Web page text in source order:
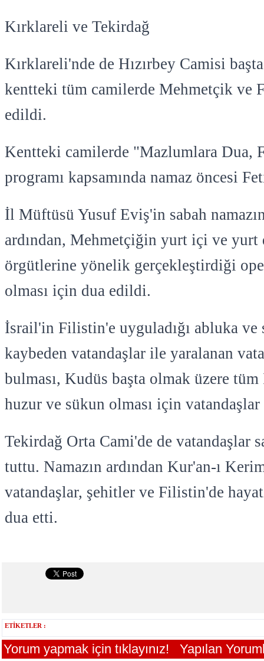
Kırklareli ve Tekirdağ
Kırklareli'nde de Hızırbey Camisi
kentteki tüm camilerde Mehmetçik ve
edildi.
Kentteki camilerde "Mazlumlara Dua,
programı kapsamında namaz öncesi
İl Müftüsü Yusuf Eviş'in sabah
ardından, Mehmetçiğin yurt içi ve yurt
örgütlerine yönelik gerçekleştirdiği
olması için dua edildi.
İsrail'in Filistin'e uyguladığı abluka ve
kaybeden vatandaşlar ile yaralanan
bulması, Kudüs başta olmak üzere
huzur ve sükun olması için
Tekirdağ Orta Cami'de de vatandaşlar
tuttu. Namazın ardından Kur'an-ı
vatandaşlar, şehitler ve Filistin'de
dua etti.
ETİKETLER :
Yorum yapmak için tıklayınız!
Yapılan